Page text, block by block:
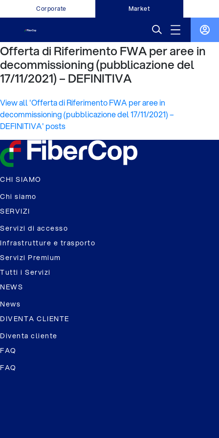
Corporate Market
Offerta di Riferimento FWA per aree in
decommissioning (pubblicazione del
17/11/2021) – DEFINITIVA
View all 'Offerta di Riferimento FWA per aree in
decommissioning (pubblicazione del 17/11/2021) –
DEFINITIVA' posts
CHI SIAMO
Chi siamo
SERVIZI
Servizi di accesso
Infrastrutture e trasporto
Servizi Premium
Tutti i Servizi
NEWS
News
DIVENTA CLIENTE
Diventa cliente
FAQ
FAQ